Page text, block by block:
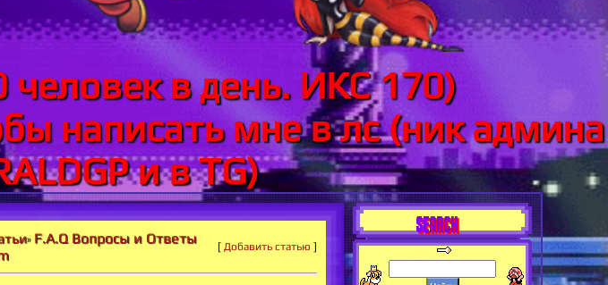
в день. ИКС 170)
написать мне в лс (ник админа
и в TG)
» F.A.Q Вопросы и Ответы
[ Добавить статью ]
SEARCH